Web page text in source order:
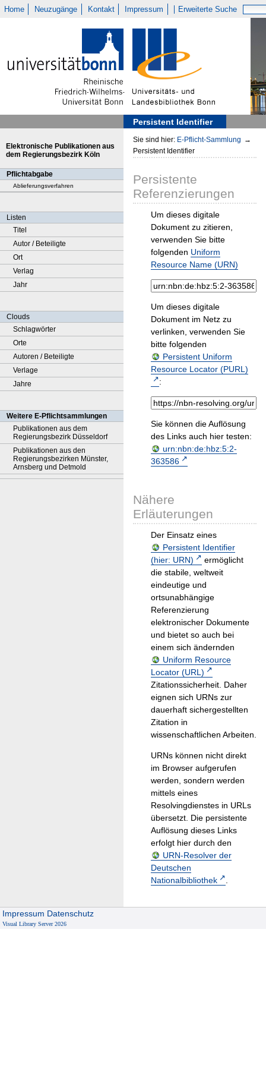
Home Neuzugänge Kontakt Impressum Erweiterte Suche
Persistent Identifier
Elektronische Publikationen aus
dem Regierungsbezirk Köln
Pflichtabgabe
Ablieferungsverfahren
Listen
Titel
Autor / Beteiligte
Ort
Verlag
Jahr
Clouds
Schlagwörter
Orte
Autoren / Beteiligte
Verlage
Jahre
Weitere E-Pflichtsammlungen
Publikationen aus dem
Regierungsbezirk Düsseldorf
Publikationen aus den
Regierungsbezirken Münster,
Arnsberg und Detmold
Sie sind hier: E-Pflicht-Sammlung →
Persistent Identifier
Persistente
Referenzierungen
Um dieses digitale
Dokument zu zitieren,
verwenden Sie bitte
folgenden Uniform
Resource Name (URN)
Um dieses digitale
Dokument im Netz zu
verlinken, verwenden Sie
bitte folgenden
Persistent Uniform
Resource Locator (PURL)
:
Sie können die Auflösung
des Links auch hier testen:
urn:nbn:de:hbz:5:2-
363586
Nähere
Erläuterungen
Der Einsatz eines
Persistent Identifier
(hier: URN)
ermöglicht
die stabile, weltweit
eindeutige und
ortsunabhängige
Referenzierung
elektronischer Dokumente
und bietet so auch bei
einem sich ändernden
Uniform Resource
Locator (URL)
Zitationssicherheit. Daher
eignen sich URNs zur
dauerhaft sichergestellten
Zitation in
wissenschaftlichen Arbeiten.
URNs können nicht direkt
im Browser aufgerufen
werden, sondern werden
mittels eines
Resolvingdienstes in URLs
übersetzt. Die persistente
Auflösung dieses Links
erfolgt hier durch den
URN-Resolver der
Deutschen
Nationalbibliothek
.
Impressum Datenschutz
Visual Library Server 2026